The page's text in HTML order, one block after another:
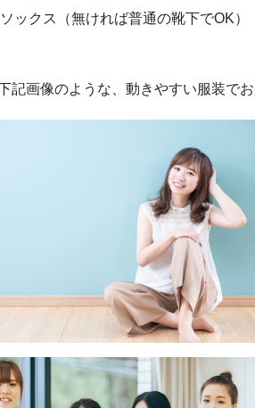
ックス（無ければ普通の靴下でOK）
記画像のような、動きやすい服装で